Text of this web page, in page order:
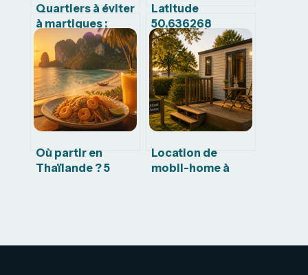
Quartiers à éviter
à martigues :
zones sensibles,
réalités et
nuances
Latitude
50.636268
longitude 3.171153
: que voir et faire à
proximité
Où partir en
Thaïlande ? 5
Location de
mobil-home à
coûts ?